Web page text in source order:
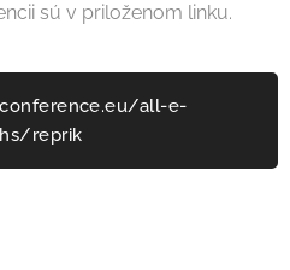
sú v priloženom linku.
all-e-
reprik